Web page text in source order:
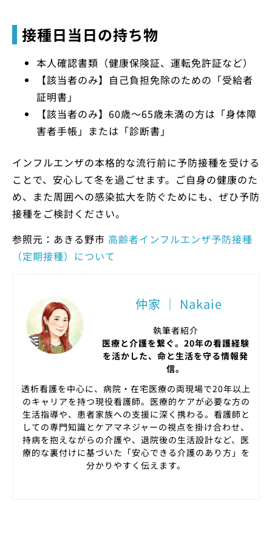
接種日当日の持ち物
本人確認書類（健康保険証、運転免許証など）
【該当者のみ】自己負担免除のための「受給者
証明書」
【該当者のみ】60歳～65歳未満の方は「身体障
害者手帳」または「診断書」
インフルエンザの本格的な流行前に予防接種を受ける
ことで、安心して冬を過ごせます。ご自身の健康のた
め、また周囲への感染拡大を防ぐためにも、ぜひ予防
接種をご検討ください。
参照元：あきる野市 高齢者インフルエンザ予防接種
（定期接種）について
仲家 ｜ Nakaie
執筆者紹介
医療と介護を繋ぐ。20年の看護経験
を活かした、命と生活を守る情報発
信。
透析看護を中心に、病院・在宅医療の両現場で20年以上
のキャリアを持つ現役看護師。医療的ケアが必要な方の
生活指導や、患者家族への支援に深く携わる。看護師と
しての専門知識とケアマネジャーの視点を掛け合わせ、
持病を抱えながらの介護や、退院後の生活設計など、医
療的な裏付けに基づいた「安心できる介護のあり方」を
分かりやすく伝えます。